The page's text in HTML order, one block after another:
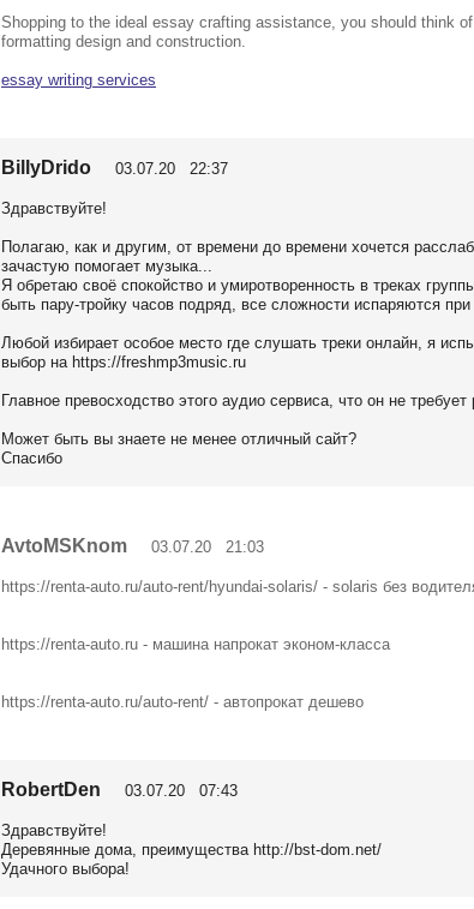
Shopping to the ideal essay crafting assistance, you should think
formatting design and construction.
essay writing services
BillyDrido 03.07.20 22:37
Здравствуйте!
Полагаю, как и другим, от времени до времени хочется
зачастую помогает музыка...
Я обретаю своё спокойство и умиротворенность в треках
быть пару-тройку часов подряд, все сложности испаряются
Любой избирает особое место где слушать треки онлайн, я
выбор на https://freshmp3music.ru
Главное превосходство этого аудио сервиса, что он не требует
Может быть вы знаете не менее отличный сайт?
Спасибо
AvtoMSKnom 03.07.20 21:03
https://renta-auto.ru/auto-rent/hyundai-solaris/ - solaris без
https://renta-auto.ru - машина напрокат эконом-класса
https://renta-auto.ru/auto-rent/ - автопрокат дешево
RobertDen 03.07.20 07:43
Здравствуйте!
Деревянные дома, преимущества http://bst-dom.net/
Удачного выбора!